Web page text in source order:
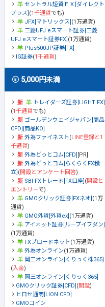
セントラル短資ＦＸ[ダイレクト
プラス] (1千通貨でも)
JFX[マトリックス] (1万通貨)
三菱UFJ eスマート証券[三菱
UFJ eスマート証券FX] (1万通貨)
Plus500JP証券[FX]
IG証券(1千通貨)
5,000円未満
トレイダーズ証券[LIGHT FX]
(1千通貨でも)
ゴールデンウェイジャパン[商品
CFD][商品KO]
外為ファイネスト(LINE登録と1
千通貨)
外為どっとコム[CFD] [PR]
外為どっとコム[らくらくFX積
立] (開設とアンケート回答)
SBI FXトレード[FX口座] (開設と
エントリーで)
GMOクリック証券[FXネオ] (1万
通貨)
GMO外貨[外貨ex] (1万通貨)
アイネット証券[ループイフダン]
(1万通貨)
FXブロードネット(1万通貨)
外為オンライン(1万通貨)
岡三オンライン[くりっく株365]
(入金)
岡三オンライン[くりっく365]
GMOクリック証券[CFD] (開設)
ヒロセ通商[LION CFD]
GMOコイン